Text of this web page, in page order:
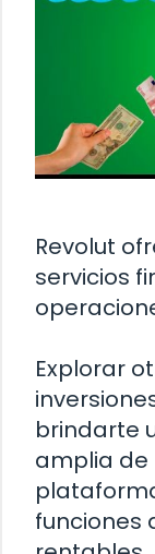
Revolut
servicios
Explorar
brindarte
amplia de
funciones